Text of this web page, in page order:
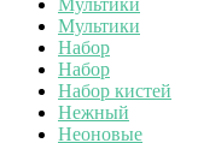
Мультики
Набор
Набор
Набор кистей
Нежный
Неоновые